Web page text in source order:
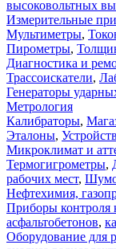
высоковольтных
Измерительные
Мультиметры,
Пирометры,
Диагностика и
Трассоискатели,
Генераторы
Метрология
Калибраторы,
Эталоны,
Микроклимат и
Термогигрометры,
рабочих мест,
Нефтехимия,
Приборы контроля
асфальтобетонов,
Оборудование для